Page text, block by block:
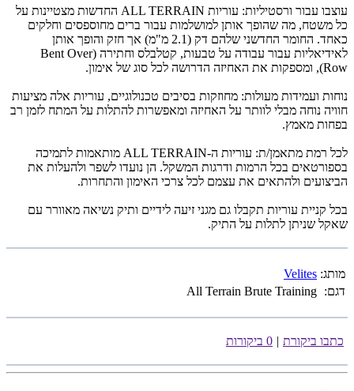
עוצבו עבור ורסטיליות: עוריות ALL TERRAIN החדשות מצטיינות על
כל משטח, מה שהופך אותן למושלמות עבור ברים מחוספסים וחלקים
כאחד. החומר החדשני שלהם דק (2.1 מ"מ) אך חזק והופך אותן
לאידיאליות עבור עבודה על טבעות, קטלבלס וחתירה (Bent Over
Row), ומספקות את האחיזה הדרושה לכל סוג של אימון.
נוחות ועמידות מעולות: מחוזקות בסיבים טכנולוגיים, עוריות אלה מציעות
חוויה נוחה מבלי לוותר על האחיזה ומאפשרות להתלות על המתח לזמן רב
בפחות מאמץ.
לכל רמת מתאמן/ת: עוריות ה-ALL TERRAIN מותאמות לתמיכה
בספורטאים בכל הרמות ודרגות המשקל. הן נועדו לשפר ולהעלות את
הביצועים ולהתאים את עצמם לכל צרכי האימון והתחרות.
בכל קניית עוריות תקבלו גם מגני זיעה לידיים ותיק נשיאה מאוורר עם
שאקל שניתן לתלות על התיק.
מותג: Velites
דגם: All Terrain Brute Training
כתבו ביקורת | 0 ביקורות